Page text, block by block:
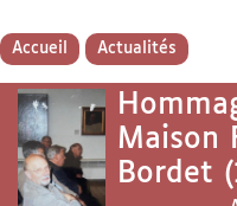
Accueil Actualités
Maison
Bordet